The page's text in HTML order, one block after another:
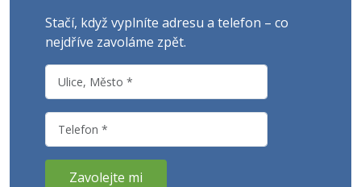
Stačí, když vyplníte adresu a telefon – co
nejdříve zavoláme zpět.